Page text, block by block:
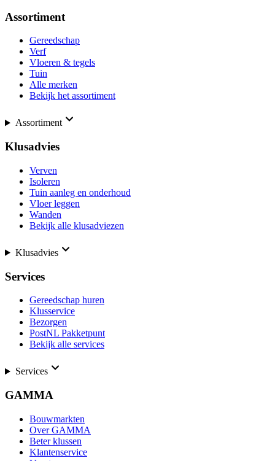
Assortiment
Gereedschap
Verf
Vloeren & tegels
Tuin
Alle merken
Bekijk het assortiment
Assortiment
Klusadvies
Verven
Isoleren
Tuin aanleg en onderhoud
Vloer leggen
Wanden
Bekijk alle klusadviezen
Klusadvies
Services
Gereedschap huren
Klusservice
Bezorgen
PostNL Pakketpunt
Bekijk alle services
Services
GAMMA
Bouwmarkten
Over GAMMA
Beter klussen
Klantenservice